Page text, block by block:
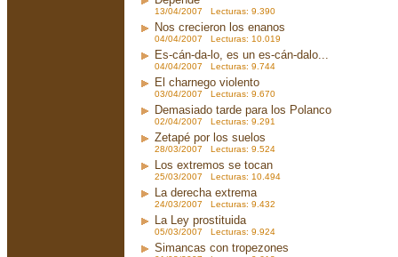
13/04/2007 Lecturas: 9.390
Nos crecieron los enanos
04/04/2007 Lecturas: 10.019
Es-cán-da-lo, es un es-cán-dalo...
04/04/2007 Lecturas: 9.744
El charnego violento
03/04/2007 Lecturas: 9.670
Demasiado tarde para los Polanco
02/04/2007 Lecturas: 9.291
Zetapé por los suelos
28/03/2007 Lecturas: 9.524
Los extremos se tocan
25/03/2007 Lecturas: 10.494
La derecha extrema
24/03/2007 Lecturas: 9.432
La Ley prostituida
05/03/2007 Lecturas: 9.924
Simancas con tropezones